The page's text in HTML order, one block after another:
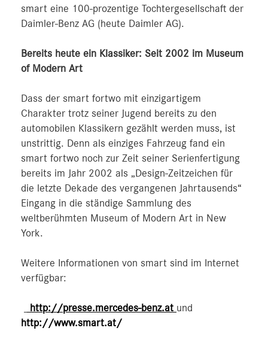
smart eine 100-prozentige Tochtergesellschaft der
Daimler-Benz AG (heute Daimler AG).
Bereits heute ein Klassiker: Seit 2002 im Museum
of Modern Art
Dass der smart fortwo mit einzigartigem
Charakter trotz seiner Jugend bereits zu den
automobilen Klassikern gezählt werden muss, ist
unstrittig. Denn als einziges Fahrzeug fand ein
smart fortwo noch zur Zeit seiner Serienfertigung
bereits im Jahr 2002 als „Design-Zeitzeichen für
die letzte Dekade des vergangenen Jahrtausends“
Eingang in die ständige Sammlung des
weltberühmten Museum of Modern Art in New
York.
Weitere Informationen von smart sind im Internet
verfügbar:
http://presse.mercedes-benz.at und
http://www.smart.at/